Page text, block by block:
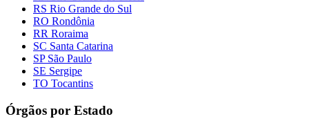
RS Rio Grande do Sul
RO Rondônia
RR Roraima
SC Santa Catarina
SP São Paulo
SE Sergipe
TO Tocantins
Órgãos por Estado